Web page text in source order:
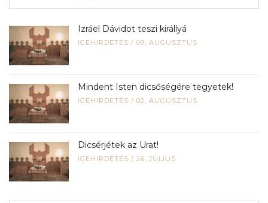
Izráel Dávidot teszi királlyá
IGEHIRDETÉS / 09, AUGUSZTUS
Mindent Isten dicsőségére tegyetek!
IGEHIRDETÉS / 02, AUGUSZTUS
Dicsérjétek az Urat!
IGEHIRDETÉS / 26, JÚLIUS